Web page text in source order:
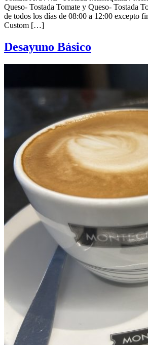
Queso- Tostada Tomate y Queso- Tostada
de todos los días de 08:00 a 12:00 excepto
Custom […]
Desayuno Básico